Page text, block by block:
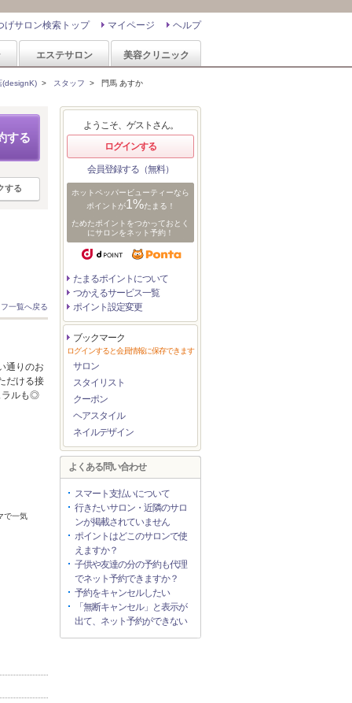
ヘルプ
マイページ
げサロン検索トップ
エステサロン 美容クリニック
(designK) > スタッフ > 門馬 あすか
する
する
一覧へ戻る
通りのお
だける接
ラルも◎
で一気
ようこそ、ゲストさん。
ログインする
会員登録する（無料）
ホットペッパービューティーなら
ポイントが1%たまる！
ためたポイントをつかっておとく
にサロンをネット予約！
たまるポイントについて
つかえるサービス一覧
ポイント設定変更
ブックマーク
ログインすると会員情報に保存できます
サロン
スタイリスト
クーポン
ヘアスタイル
ネイルデザイン
よくある問い合わせ
スマート支払いについて
行きたいサロン・近隣のサロ
ンが掲載されていません
ポイントはどこのサロンで使
えますか？
子供や友達の分の予約も代理
でネット予約できますか？
予約をキャンセルしたい
「無断キャンセル」と表示が
出て、ネット予約ができない